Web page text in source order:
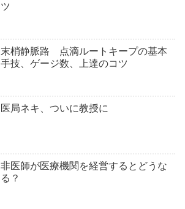
ツ
末梢静脈路 点滴ルートキープの基本
手技、ゲージ数、上達のコツ
医局ネキ、ついに教授に
非医師が医療機関を経営するとどうな
る？